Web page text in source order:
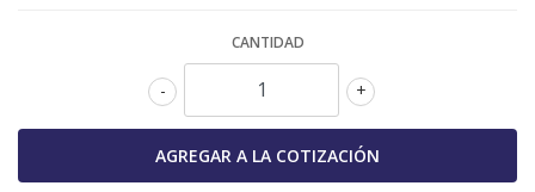
CANTIDAD
+
-